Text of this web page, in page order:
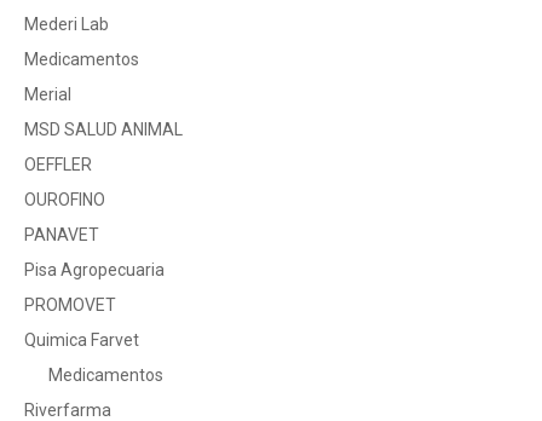
Mederi Lab
Medicamentos
Merial
MSD SALUD ANIMAL
OEFFLER
OUROFINO
PANAVET
Pisa Agropecuaria
PROMOVET
Quimica Farvet
Medicamentos
Riverfarma